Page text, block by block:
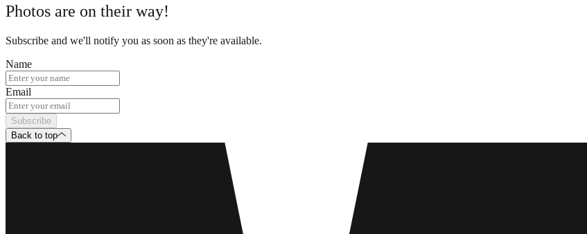
Photos are on their way!
Subscribe and we'll notify you as soon as they're available.
Name
Email
Subscribe
Back to top